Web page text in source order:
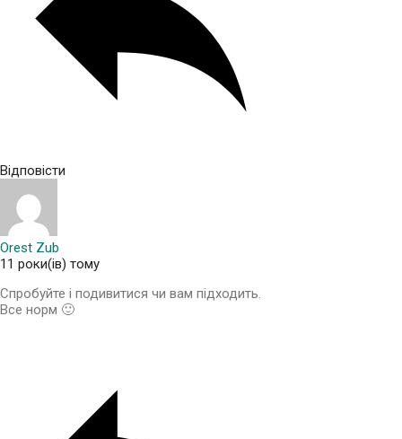
Відповісти
Orest Zub
11 роки(ів) тому
Спробуйте і подивитися чи вам підходить.
Все норм 🙂